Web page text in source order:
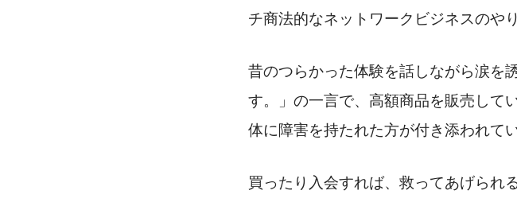
チ商法的なネットワークビジネスのやり
昔のつらかった体験を話しながら涙を
す。」の一言で、高額商品を販売して
体に障害を持たれた方が付き添われて
買ったり入会すれば、救ってあげられる